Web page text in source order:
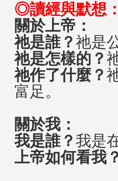
◎讀經與默想
關於上帝：
祂是誰？ 祂是
祂是怎樣的？
祂作了什麼？
富足。
關於我：
我是誰？ 我是
上帝如何看我